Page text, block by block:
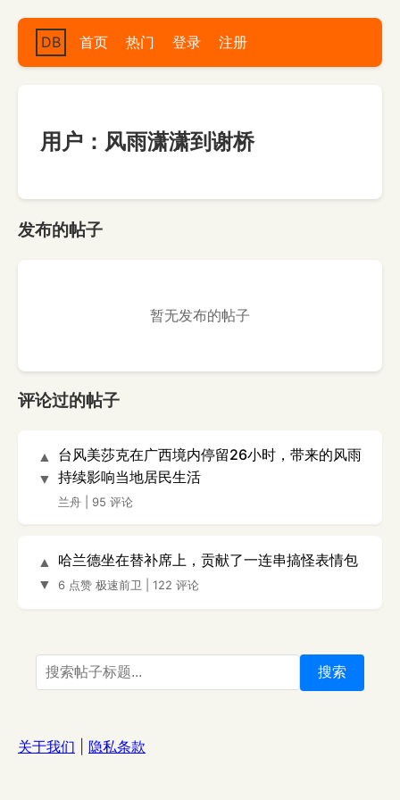
DB 首页 热门 登录 注册
用户：风雨潇潇到谢桥
发布的帖子
暂无发布的帖子
评论过的帖子
▲
▼
台风美莎克在广西境内停留26小时，带来的风雨
持续影响当地居民生活
兰舟 95 评论
▲
▼
哈兰德坐在替补席上，贡献了一连串搞怪表情包
6 点赞 极速前卫 122 评论
搜索
关于我们 隐私条款